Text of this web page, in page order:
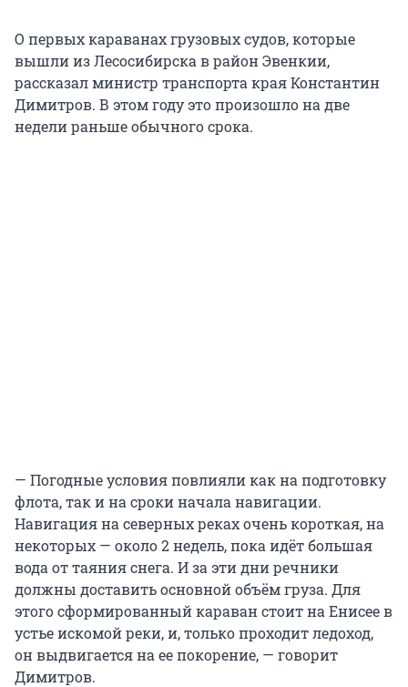
О первых караванах грузовых судов, которые
вышли из Лесосибирска в район Эвенкии,
рассказал министр транспорта края Константин
Димитров. В этом году это произошло на две
недели раньше обычного срока.
— Погодные условия повлияли как на подготовку
флота, так и на сроки начала навигации.
Навигация на северных реках очень короткая, на
некоторых — около 2 недель, пока идёт большая
вода от таяния снега. И за эти дни речники
должны доставить основной объём груза. Для
этого сформированный караван стоит на Енисее в
устье искомой реки, и, только проходит ледоход,
он выдвигается на ее покорение, — говорит
Димитров.